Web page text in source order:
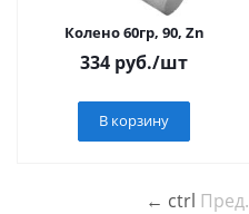
Колено 60гр, 90, Zn
334 руб./шт
В корзину
← ctrl Пред.